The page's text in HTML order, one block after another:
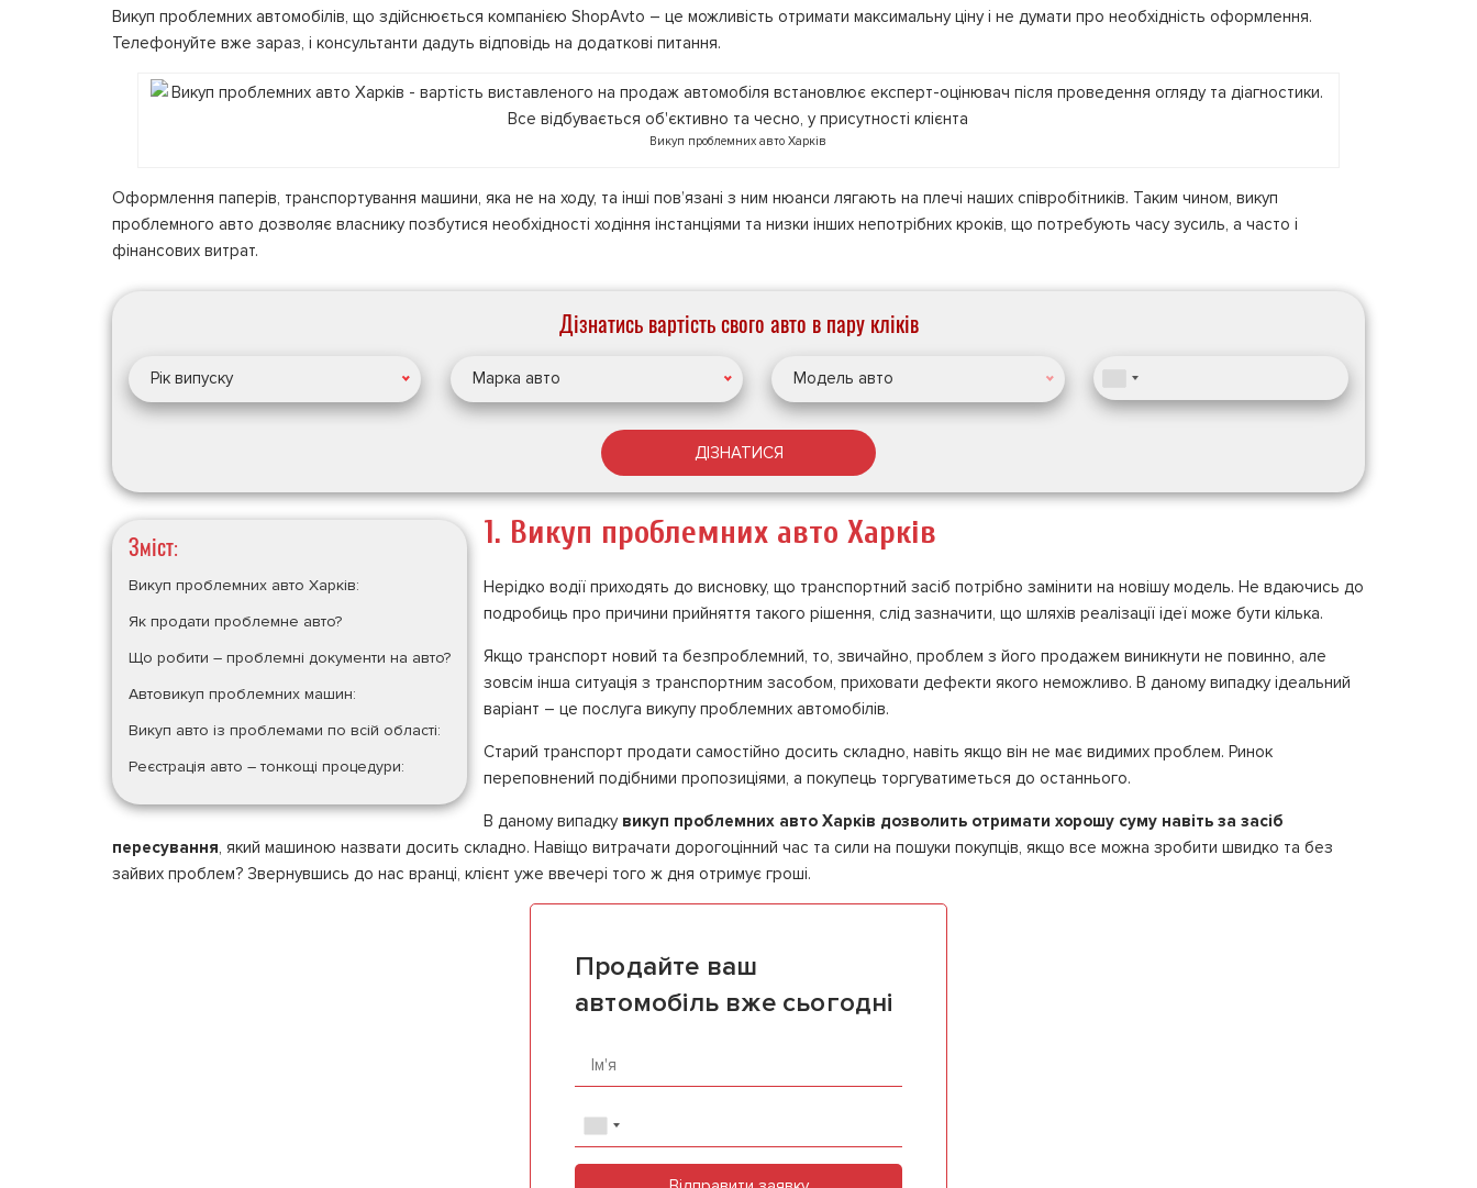
Викуп проблемних автомобілів, що здійснюється компанією ShopAvto – це можливість отримати максимальну ціну і не думати про необхідність оформлення.
Телефонуйте вже зараз, і консультанти дадуть відповідь на додаткові питання.
Викуп проблемних авто Харків
Оформлення паперів, транспортування машини, яка не на ходу, та інші пов’язані з ним нюанси лягають на плечі наших співробітників. Таким чином, викуп
проблемного авто дозволяє власнику позбутися необхідності ходіння інстанціями та низки інших непотрібних кроків, що потребують часу зусиль, а часто і
фінансових витрат.
Дізнатись вартість свого авто в пару кліків
Рік випуску Марка авто Модель авто
ДІЗНАТИСЯ
Зміст:
Викуп проблемних авто Харків:
Як продати проблемне авто?
Що робити – проблемні документи на авто?
Автовикуп проблемних машин:
Викуп авто із проблемами по всій області:
Реєстрація авто – тонкощі процедури:
1. Викуп проблемних авто Харків
Нерідко водії приходять до висновку, що транспортний засіб потрібно замінити на новішу модель. Не вдаючись до
подробиць про причини прийняття такого рішення, слід зазначити, що шляхів реалізації ідеї може бути кілька.
Якщо транспорт новий та безпроблемний, то, звичайно, проблем з його продажем виникнути не повинно, але
зовсім інша ситуація з транспортним засобом, приховати дефекти якого неможливо. В даному випадку ідеальний
варіант – це послуга викупу проблемних автомобілів.
Старий транспорт продати самостійно досить складно, навіть якщо він не має видимих проблем. Ринок
переповнений подібними пропозиціями, а покупець торгуватиметься до останнього.
В даному випадку викуп проблемних авто Харків дозволить отримати хорошу суму навіть за засіб
пересування, який машиною назвати досить складно. Навіщо витрачати дорогоцінний час та сили на пошуки покупців, якщо все можна зробити швидко та без
зайвих проблем? Звернувшись до нас вранці, клієнт уже ввечері того ж дня отримує гроші.
Продайте ваш
автомобіль вже сьогодні